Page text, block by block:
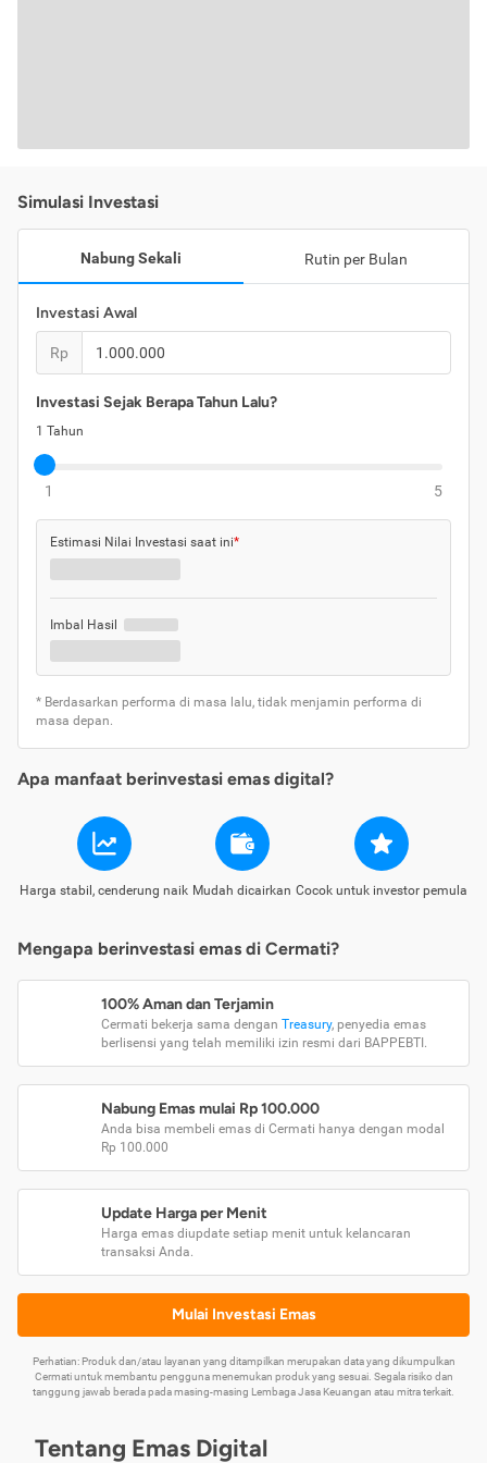
Simulasi Investasi
Nabung Sekali Rutin per Bulan
Investasi Awal
Rp
Investasi Sejak Berapa Tahun Lalu?
1 Tahun
1 5
Estimasi Nilai Investasi saat ini*
Imbal Hasil
* Berdasarkan performa di masa lalu, tidak menjamin performa di
masa depan.
Apa manfaat berinvestasi emas digital?
Harga stabil, cenderung naik Mudah dicairkan Cocok untuk investor pemula
Mengapa berinvestasi emas di Cermati?
100% Aman dan Terjamin
Cermati bekerja sama dengan Treasury, penyedia emas
berlisensi yang telah memiliki izin resmi dari BAPPEBTI.
Nabung Emas mulai Rp 100.000
Anda bisa membeli emas di Cermati hanya dengan modal
Rp 100.000
Update Harga per Menit
Harga emas diupdate setiap menit untuk kelancaran
transaksi Anda.
Mulai Investasi Emas
Perhatian: Produk dan/atau layanan yang ditampilkan merupakan data yang dikumpulkan
Cermati untuk membantu pengguna menemukan produk yang sesuai. Segala risiko dan
tanggung jawab berada pada masing-masing Lembaga Jasa Keuangan atau mitra terkait.
Tentang Emas Digital